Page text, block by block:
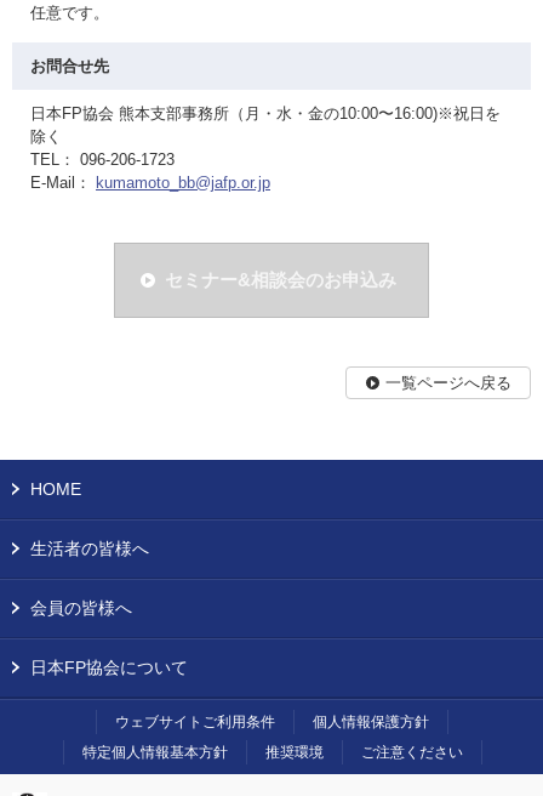
任意です。
お問合せ先
日本FP協会 熊本支部事務所（月・水・金の10:00〜16:00)※祝日を
除く
TEL： 096-206-1723
E-Mail：
kumamoto_bb@jafp.or.jp
セミナー&相談会のお申込み
一覧ページへ戻る
HOME
生活者の皆様へ
会員の皆様へ
日本FP協会について
ウェブサイトご利用条件
個人情報保護方針
特定個人情報基本方針
推奨環境 ご注意ください